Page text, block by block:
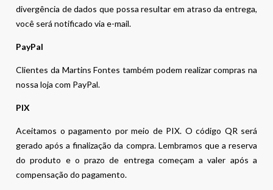
divergência de dados que possa resultar em atraso da entrega,
você será notificado via e-mail.
PayPal
Clientes da Martins Fontes também podem realizar compras na
nossa loja com PayPal.
PIX
Aceitamos o pagamento por meio de PIX. O código QR será
gerado após a finalização da compra. Lembramos que a reserva
do produto e o prazo de entrega começam a valer após a
compensação do pagamento.